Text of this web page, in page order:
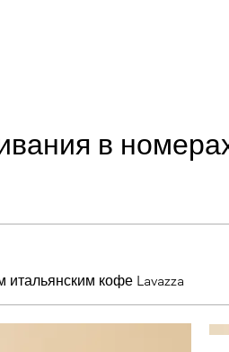
в
кофе Lavazza